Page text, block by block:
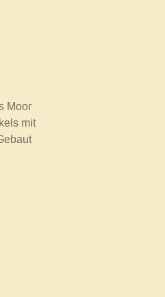
Moor
mit